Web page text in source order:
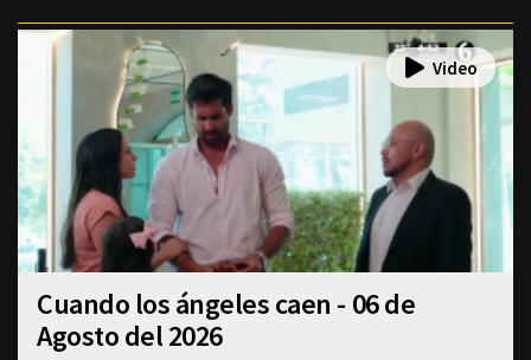
Cuando los ángeles caen - 06 de
Agosto del 2026